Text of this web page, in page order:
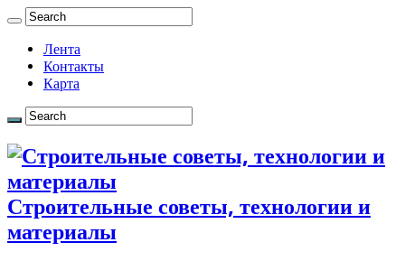
Лента
Контакты
Карта
Строительные советы, технологии и
материалы